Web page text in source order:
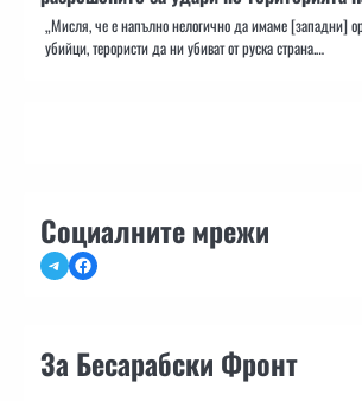
„Мисля, че е напълно нелогично да имаме [западни]
убийци, терористи да ни убиват от руска страна.…
Социалните мрежи
TelegramFacebook
За Бесарабски Фронт